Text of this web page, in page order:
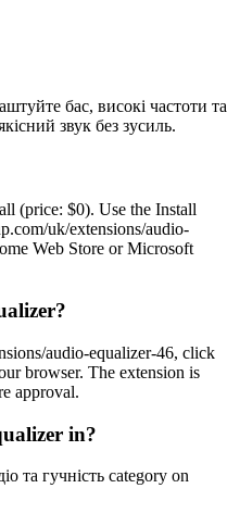
бас, високі частоти та
звук без зусиль.
(price: $0). Use the Install
uk/extensions/audio-
Web Store or Microsoft
audio-equalizer-46, click
browser. The extension is
approval.
in?
та гучність category on